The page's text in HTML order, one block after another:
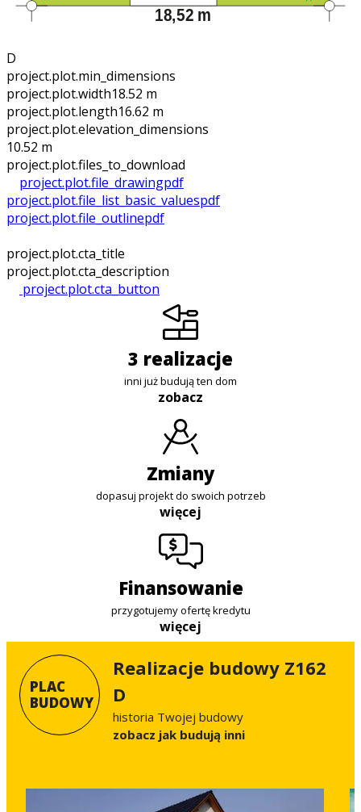
D
project.plot.min_dimensions
project.plot.width18.52 m
project.plot.length16.62 m
project.plot.elevation_dimensions
10.52 m
project.plot.files_to_download
project.plot.file_drawingpdf
project.plot.file_list_basic_valuespdf
project.plot.file_outlinepdf
project.plot.cta_title
project.plot.cta_description
project.plot.cta_button
3 realizacje
inni już budują ten dom
zobacz
zmiany
dopasuj projekt do swoich potrzeb
więcej
finansowanie
przygotujemy ofertę kredytu
więcej
PLAC
BUDOWY
Realizacje budowy Z162
D
historia Twojej budowy
Zobacz jak budują inni